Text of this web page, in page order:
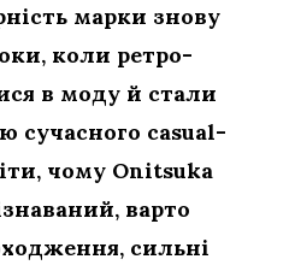
марки знову
коли ретро-
в моду й стали
сучасного casual-
чому Onitsuka
варто
сильні